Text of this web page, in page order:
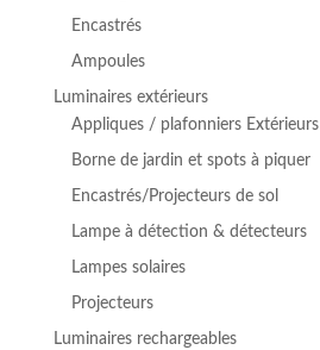
Encastrés
Ampoules
Luminaires extérieurs
Appliques / plafonniers Extérieurs
Borne de jardin et spots à piquer
Encastrés/Projecteurs de sol
Lampe à détection & détecteurs
Lampes solaires
Projecteurs
Luminaires rechargeables